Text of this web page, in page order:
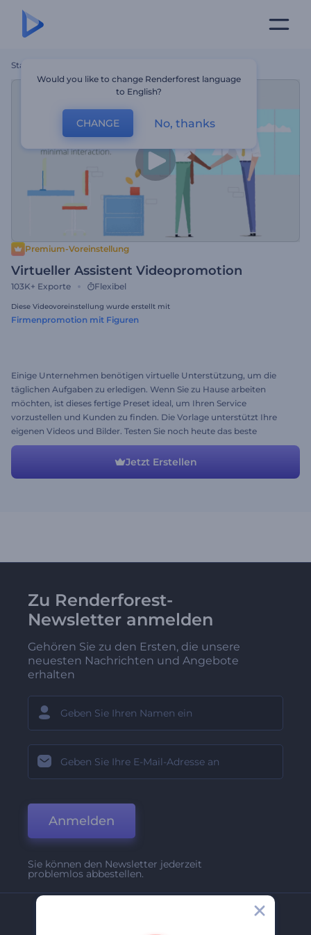
Startseite
Premium-Voreinstellung
Virtueller Assistent Videopromotion
103K+ Exporte Flexibel
Diese Videovoreinstellung wurde erstellt mit
Firmenpromotion mit Figuren
Einige Unternehmen benötigen virtuelle Unterstützung, um die
täglichen Aufgaben zu erledigen. Wenn Sie zu Hause arbeiten
möchten, ist dieses fertige Preset ideal, um Ihren Service
vorzustellen und Kunden zu finden. Die Vorlage unterstützt Ihre
eigenen Videos und Bilder. Testen Sie noch heute das beste
Werbevideo für Unternehmen!
Jetzt Erstellen
Zu Renderforest-
Newsletter anmelden
Gehören Sie zu den Ersten, die unsere
neuesten Nachrichten und Angebote
erhalten
Anmelden
Sie können den Newsletter jederzeit
problemlos abbestellen.
Would you like to change Renderforest language
to English?
CHANGE No, thanks